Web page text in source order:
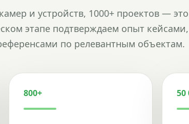
и устройств, 1000+ проектов —
этапе подтверждаем опыт
по релевантным объектам.
800+ 50